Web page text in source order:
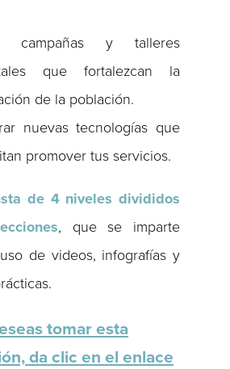
campañas y talleres
que fortalezcan la
de la población.
nuevas tecnologías que
promover tus servicios.
de 4 niveles divididos
, que se imparte
de videos, infografías y
tomar esta
da clic en el enlace